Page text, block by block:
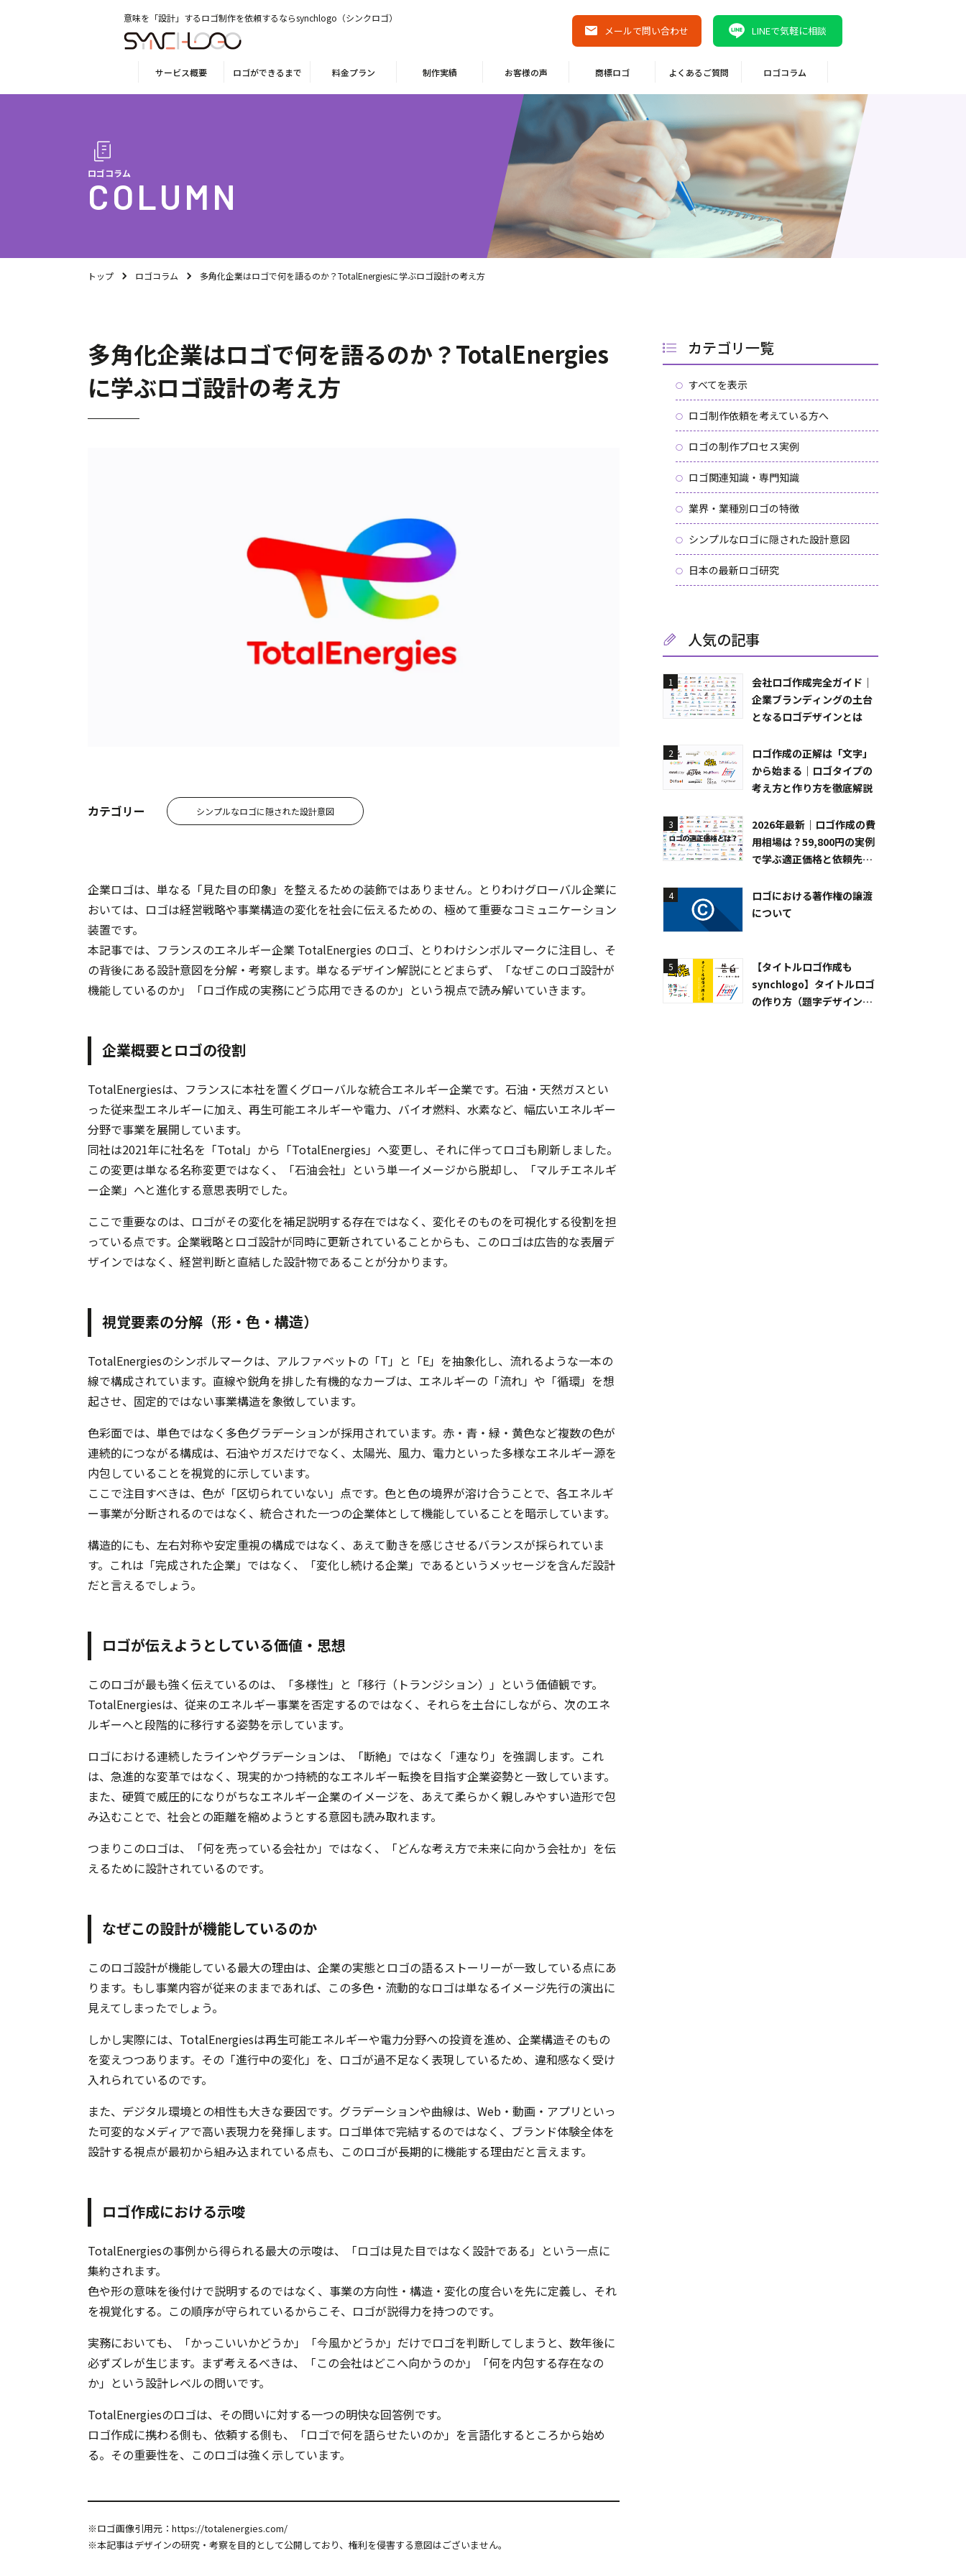
意味を「設計」するロゴ制作を依頼するならsynchlogo（シンクロゴ）
メールで問い合わせ LINEで気軽に相談
サービス概要 ロゴができるまで 料金プラン 制作実績 お客様の声 商標ロゴ よくあるご質問 ロゴコラム
ロゴコラム
COLUMN
トップ ロゴコラム 多角化企業はロゴで何を語るのか？TotalEnergiesに学ぶロゴ設計の考え方
多角化企業はロゴで何を語るのか？TotalEnergies
に学ぶロゴ設計の考え方
カテゴリー シンプルなロゴに隠された設計意図
企業ロゴは、単なる「見た目の印象」を整えるための装飾ではありません。とりわけグローバル企業に
おいては、ロゴは経営戦略や事業構造の変化を社会に伝えるための、極めて重要なコミュニケーション
装置です。
本記事では、フランスのエネルギー企業 TotalEnergies のロゴ、とりわけシンボルマークに注目し、そ
の背後にある設計意図を分解・考察します。単なるデザイン解説にとどまらず、「なぜこのロゴ設計が
機能しているのか」「ロゴ作成の実務にどう応用できるのか」という視点で読み解いていきます。
企業概要とロゴの役割
TotalEnergiesは、フランスに本社を置くグローバルな統合エネルギー企業です。石油・天然ガスとい
った従来型エネルギーに加え、再生可能エネルギーや電力、バイオ燃料、水素など、幅広いエネルギー
分野で事業を展開しています。
同社は2021年に社名を「Total」から「TotalEnergies」へ変更し、それに伴ってロゴも刷新しました。
この変更は単なる名称変更ではなく、「石油会社」という単一イメージから脱却し、「マルチエネルギ
ー企業」へと進化する意思表明でした。
ここで重要なのは、ロゴがその変化を補足説明する存在ではなく、変化そのものを可視化する役割を担
っている点です。企業戦略とロゴ設計が同時に更新されていることからも、このロゴは広告的な表層デ
ザインではなく、経営判断と直結した設計物であることが分かります。
視覚要素の分解（形・色・構造）
TotalEnergiesのシンボルマークは、アルファベットの「T」と「E」を抽象化し、流れるような一本の
線で構成されています。直線や鋭角を排した有機的なカーブは、エネルギーの「流れ」や「循環」を想
起させ、固定的ではない事業構造を象徴しています。
色彩面では、単色ではなく多色グラデーションが採用されています。赤・青・緑・黄色など複数の色が
連続的につながる構成は、石油やガスだけでなく、太陽光、風力、電力といった多様なエネルギー源を
内包していることを視覚的に示しています。
ここで注目すべきは、色が「区切られていない」点です。色と色の境界が溶け合うことで、各エネルギ
ー事業が分断されるのではなく、統合された一つの企業体として機能していることを暗示しています。
構造的にも、左右対称や安定重視の構成ではなく、あえて動きを感じさせるバランスが採られていま
す。これは「完成された企業」ではなく、「変化し続ける企業」であるというメッセージを含んだ設計
だと言えるでしょう。
ロゴが伝えようとしている価値・思想
このロゴが最も強く伝えているのは、「多様性」と「移行（トランジション）」という価値観です。
TotalEnergiesは、従来のエネルギー事業を否定するのではなく、それらを土台にしながら、次のエネ
ルギーへと段階的に移行する姿勢を示しています。
ロゴにおける連続したラインやグラデーションは、「断絶」ではなく「連なり」を強調します。これ
は、急進的な変革ではなく、現実的かつ持続的なエネルギー転換を目指す企業姿勢と一致しています。
また、硬質で威圧的になりがちなエネルギー企業のイメージを、あえて柔らかく親しみやすい造形で包
み込むことで、社会との距離を縮めようとする意図も読み取れます。
つまりこのロゴは、「何を売っている会社か」ではなく、「どんな考え方で未来に向かう会社か」を伝
えるために設計されているのです。
なぜこの設計が機能しているのか
このロゴ設計が機能している最大の理由は、企業の実態とロゴの語るストーリーが一致している点にあ
ります。もし事業内容が従来のままであれば、この多色・流動的なロゴは単なるイメージ先行の演出に
見えてしまったでしょう。
しかし実際には、TotalEnergiesは再生可能エネルギーや電力分野への投資を進め、企業構造そのもの
を変えつつあります。その「進行中の変化」を、ロゴが過不足なく表現しているため、違和感なく受け
入れられているのです。
また、デジタル環境との相性も大きな要因です。グラデーションや曲線は、Web・動画・アプリといっ
た可変的なメディアで高い表現力を発揮します。ロゴ単体で完結するのではなく、ブランド体験全体を
設計する視点が最初から組み込まれている点も、このロゴが長期的に機能する理由だと言えます。
ロゴ作成における示唆
TotalEnergiesの事例から得られる最大の示唆は、「ロゴは見た目ではなく設計である」という一点に
集約されます。
色や形の意味を後付けで説明するのではなく、事業の方向性・構造・変化の度合いを先に定義し、それ
を視覚化する。この順序が守られているからこそ、ロゴが説得力を持つのです。
実務においても、「かっこいいかどうか」「今風かどうか」だけでロゴを判断してしまうと、数年後に
必ずズレが生じます。まず考えるべきは、「この会社はどこへ向かうのか」「何を内包する存在なの
か」という設計レベルの問いです。
TotalEnergiesのロゴは、その問いに対する一つの明快な回答例です。
ロゴ作成に携わる側も、依頼する側も、「ロゴで何を語らせたいのか」を言語化するところから始め
る。その重要性を、このロゴは強く示しています。
※ロゴ画像引用元： https://totalenergies.com/
※本記事はデザインの研究・考察を目的として公開しており、権利を侵害する意図はございません。
カテゴリ一覧
すべてを表示
ロゴ制作依頼を考えている方へ
ロゴの制作プロセス実例
ロゴ関連知識・専門知識
業界・業種別ロゴの特徴
シンプルなロゴに隠された設計意図
日本の最新ロゴ研究
人気の記事
1
会社ロゴ作成完全ガイド｜
企業ブランディングの土台
となるロゴデザインとは
2
ロゴ作成の正解は「文字」
から始まる｜ロゴタイプの
考え方と作り方を徹底解説
3
2026年最新｜ロゴ作成の費
用相場は？59,800円の実例
で学ぶ適正価格と依頼先の
4
ロゴにおける著作権の譲渡
について
5
【タイトルロゴ作成も
synchlogo】タイトルロゴ
の作り方（題字デザイン）